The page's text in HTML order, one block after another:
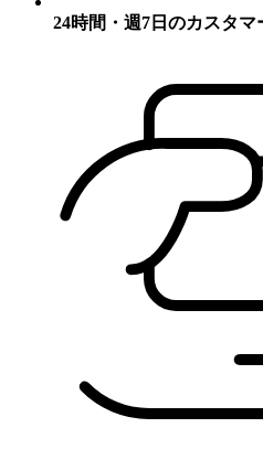
24時間・週7日のカスタマ